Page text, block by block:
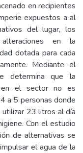
en recipientes
expuestos a al
del lugar, los
en la
dotada para cada
Mediante el
determina que la
en el sector no es
a 5 personas donde
23 litros al día
Con el estudio
de alternativas se
el agua de la